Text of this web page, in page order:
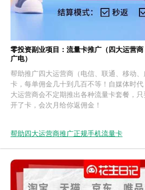
零投资副业项目：流量卡推广（四大运营商
广电）
帮助推广四大运营商（电信、联通、移动
卡，每单佣金几十到几百不等！自媒体时
大运营商会不定期推出各种流量卡套餐，
开了卡，会次月给你返佣金！
帮助四大运营商推广正规手机流量卡